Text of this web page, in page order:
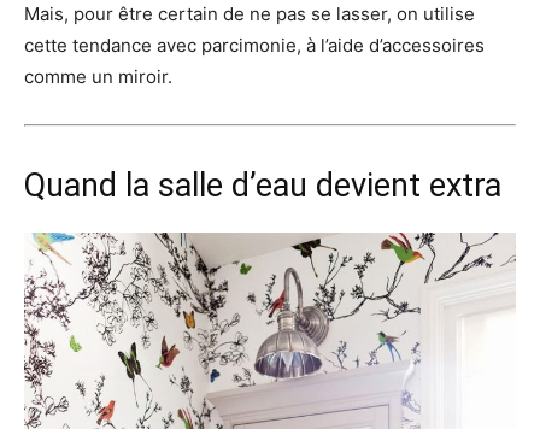
Mais, pour être certain de ne pas se lasser, on utilise
cette tendance avec parcimonie, à l’aide d’accessoires
comme un miroir.
Quand la salle d’eau devient extra